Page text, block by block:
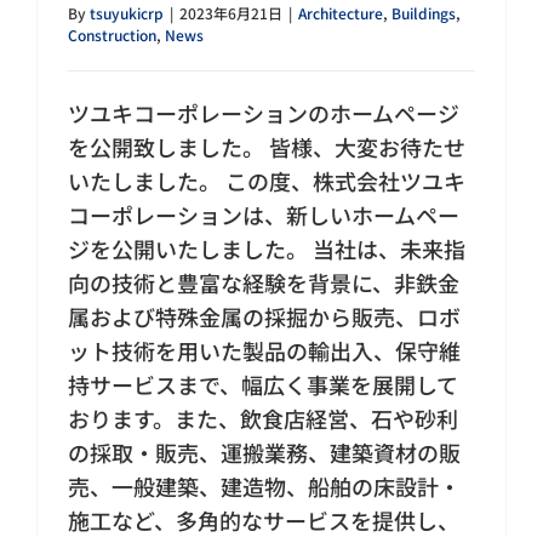
Bytsuyukicrp | 2023年6月21日 | Architecture, Buildings,
Construction, News
ツユキコーポレーションのホームページ
を公開致しました。 皆様、大変お待たせ
いたしました。 この度、株式会社ツユキ
コーポレーションは、新しいホームペー
ジを公開いたしました。 当社は、未来指
向の技術と豊富な経験を背景に、非鉄金
属および特殊金属の採掘から販売、ロボ
ット技術を用いた製品の輸出入、保守維
持サービスまで、幅広く事業を展開して
おります。また、飲食店経営、石や砂利
の採取・販売、運搬業務、建築資材の販
売、一般建築、建造物、船舶の床設計・
施工など、多角的なサービスを提供し、